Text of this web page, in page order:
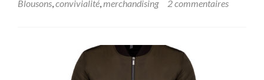
Blousons,convivialité,merchandising 2 commentaires